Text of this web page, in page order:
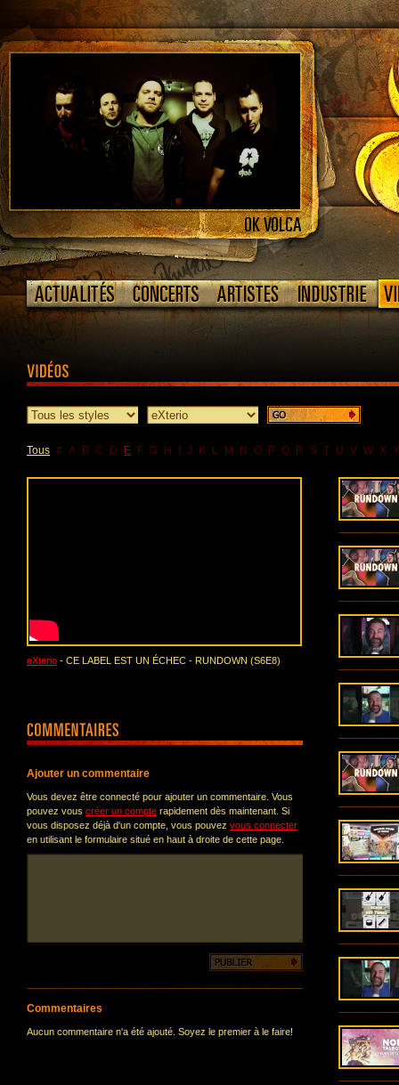
Tous # A B C D E F G H J K L M N O P Q R S T U V W X Y
eXterio - CE LABEL EST UN ÉCHEC - RUNDOWN (S6E8)
Ajouter un commentaire
Vous devez être connecté pour ajouter un commentaire. Vous
pouvez vous créer un compte rapidement dès maintenant. Si
vous disposez déjà d'un compte, vous pouvez vous connecter
en utilisant le formulaire situé en haut à droite de cette page.
Commentaires
Aucun commentaire n'a été ajouté. Soyez le premier à le faire!